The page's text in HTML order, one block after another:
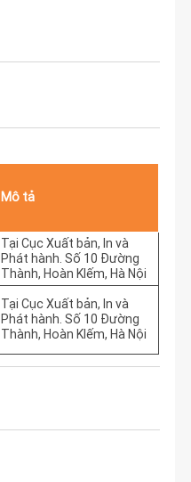
Mô tả
Tại Cục Xuất bản, In và
Phát hành. Số 10 Đường
Thành, Hoàn KIếm, Hà Nội
Tại Cục Xuất bản, In và
Phát hành. Số 10 Đường
Thành, Hoàn KIếm, Hà Nội